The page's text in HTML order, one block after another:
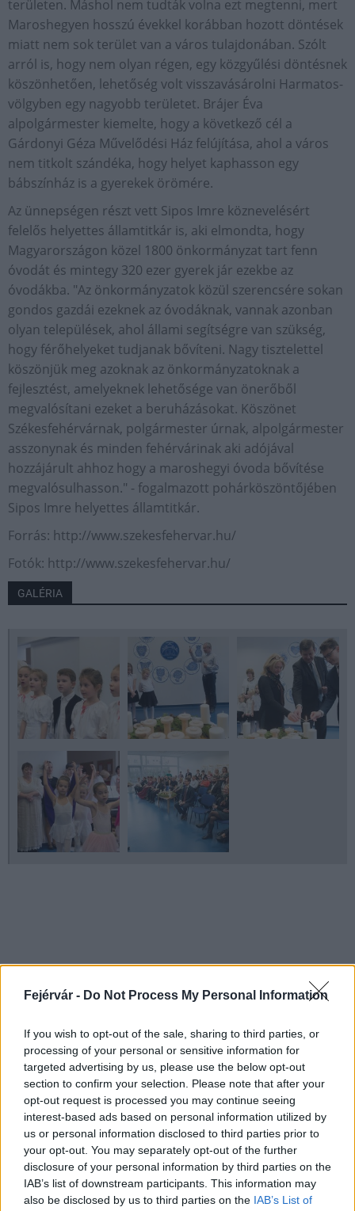
Fejérvár - Do Not Process My Personal Information
If you wish to opt-out of the sale, sharing to third parties, or
processing of your personal or sensitive information for
targeted advertising by us, please use the below opt-out
section to confirm your selection. Please note that after your
opt-out request is processed you may continue seeing
interest-based ads based on personal information utilized by
us or personal information disclosed to third parties prior to
your opt-out. You may separately opt-out of the further
disclosure of your personal information by third parties on the
IAB’s list of downstream participants. This information may
also be disclosed by us to third parties on the IAB’s List of
területen. Máshol nem tudták volna ezt megtenni, mert
Maroshegyen hosszú évekkel korábban hozott döntések
miatt nem sok terület van a város tulajdonában. Szólt
arról is, hogy nem olyan régen, egy közgyűlési döntésnek
köszönhetően, lehetőség volt visszavásárolni Harmatos-
völgyben egy nagyobb területet. Brájer Éva
alpolgármester kiemelte, hogy a következő cél a
Gárdonyi Géza Művelődési Ház felújítása, ahol a város
nem titkolt szándéka, hogy helyet kaphasson egy
bábszínház is a gyerekek örömére.
Az ünnepségen részt vett Sipos Imre köznevelésért
felelős helyettes államtitkár is, aki elmondta, hogy
Magyarországon közel 1800 önkormányzat tart fenn
óvodát és mintegy 320 ezer gyerek jár ezekbe az
óvodákba. "Az önkormányzatok közül szerencsére sokan
gondos gazdái ezeknek az óvodáknak, vannak azonban
olyan települések, ahol állami segítségre van szükség,
hogy férőhelyeket tudjanak bővíteni. Nagy tisztelettel
köszönjük meg azoknak az önkormányzatoknak a
fejlesztést, amelyeknek lehetősége van önerőből
megvalósítani ezeket a beruházásokat. Köszönet
Székesfehérvárnak, polgármester úrnak, alpolgármester
asszonynak és minden fehérvárinak aki adójával
hozzájárult ahhoz hogy a maroshegyi óvoda bővítése
megvalósulhasson." - fogalmazott pohárköszöntőjében
Sipos Imre helyettes államtitkár.
Forrás: http://www.szekesfehervar.hu/
Fotók: http://www.szekesfehervar.hu/
GALÉRIA